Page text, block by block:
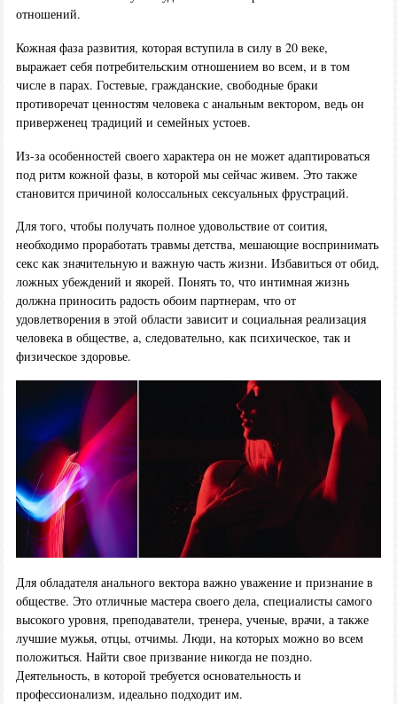
отношений.
Кожная фаза развития, которая вступила в силу в 20 веке,
выражает себя потребительским отношением во всем, и в том
числе в парах. Гостевые, гражданские, свободные браки
противоречат ценностям человека с анальным вектором, ведь он
приверженец традиций и семейных устоев.
Из-за особенностей своего характера он не может адаптироваться
под ритм кожной фазы, в которой мы сейчас живем. Это также
становится причиной колоссальных сексуальных фрустраций.
Для того, чтобы получать полное удовольствие от соития,
необходимо проработать травмы детства, мешающие воспринимать
секс как значительную и важную часть жизни. Избавиться от обид,
ложных убеждений и якорей. Понять то, что интимная жизнь
должна приносить радость обоим партнерам, что от
удовлетворения в этой области зависит и социальная реализация
человека в обществе, а, следовательно, как психическое, так и
физическое здоровье.
Для обладателя анального вектора важно уважение и признание в
обществе. Это отличные мастера своего дела, специалисты самого
высокого уровня, преподаватели, тренера, ученые, врачи, а также
лучшие мужья, отцы, отчимы. Люди, на которых можно во всем
положиться. Найти свое призвание никогда не поздно.
Деятельность, в которой требуется основательность и
профессионализм, идеально подходит им.